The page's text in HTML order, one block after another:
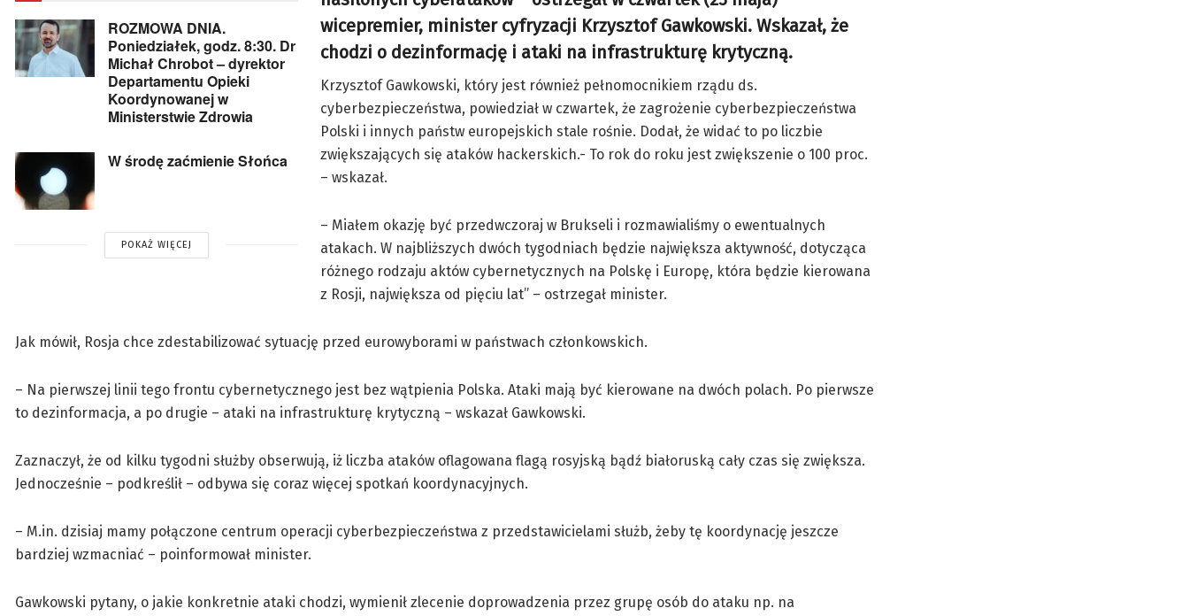
ROZMOWA DNIA.
Poniedziałek, godz. 8:30. Dr
Michał Chrobot – dyrektor
Departamentu Opieki
Koordynowanej w
Ministerstwie Zdrowia
W środę zaćmienie Słońca
POKAŻ WIĘCEJ
wicepremier, minister cyfryzacji Krzysztof Gawkowski. Wskazał, że
chodzi o dezinformację i ataki na infrastrukturę krytyczną.
Krzysztof Gawkowski, który jest również pełnomocnikiem rządu ds.
cyberbezpieczeństwa, powiedział w czwartek, że zagrożenie cyberbezpieczeństwa
Polski i innych państw europejskich stale rośnie. Dodał, że widać to po liczbie
zwiększających się ataków hackerskich.- To rok do roku jest zwiększenie o 100 proc.
– wskazał.
– Miałem okazję być przedwczoraj w Brukseli i rozmawialiśmy o ewentualnych
atakach. W najbliższych dwóch tygodniach będzie największa aktywność, dotycząca
różnego rodzaju aktów cybernetycznych na Polskę i Europę, która będzie kierowana
z Rosji, największa od pięciu lat” – ostrzegał minister.
Jak mówił, Rosja chce zdestabilizować sytuację przed eurowyborami w państwach członkowskich.
– Na pierwszej linii tego frontu cybernetycznego jest bez wątpienia Polska. Ataki mają być kierowane na dwóch polach. Po pierwsze
to dezinformacja, a po drugie – ataki na infrastrukturę krytyczną – wskazał Gawkowski.
Zaznaczył, że od kilku tygodni służby obserwują, iż liczba ataków oflagowana flagą rosyjską bądź białoruską cały czas się zwiększa.
Jednocześnie – podkreślił – odbywa się coraz więcej spotkań koordynacyjnych.
– M.in. dzisiaj mamy połączone centrum operacji cyberbezpieczeństwa z przedstawicielami służb, żeby tę koordynację jeszcze
bardziej wzmacniać – poinformował minister.
Gawkowski pytany, o jakie konkretnie ataki chodzi, wymienił zlecenie doprowadzenia przez grupę osób do ataku np. na